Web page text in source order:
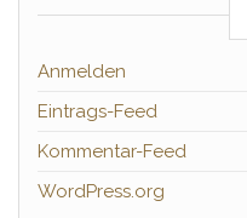
Anmelden
Eintrags-Feed
Kommentar-Feed
WordPress.org